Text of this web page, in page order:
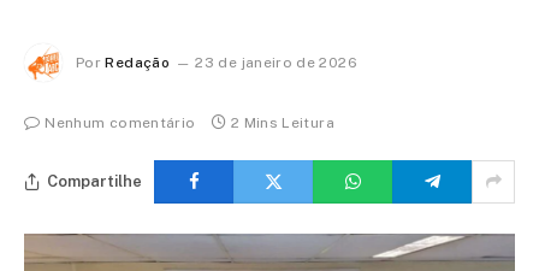
Por Redação 23 de janeiro de 2026
Nenhum comentário 2 Mins Leitura
Compartilhe